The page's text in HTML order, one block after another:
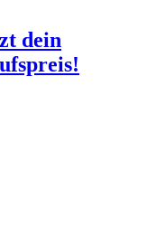
dein